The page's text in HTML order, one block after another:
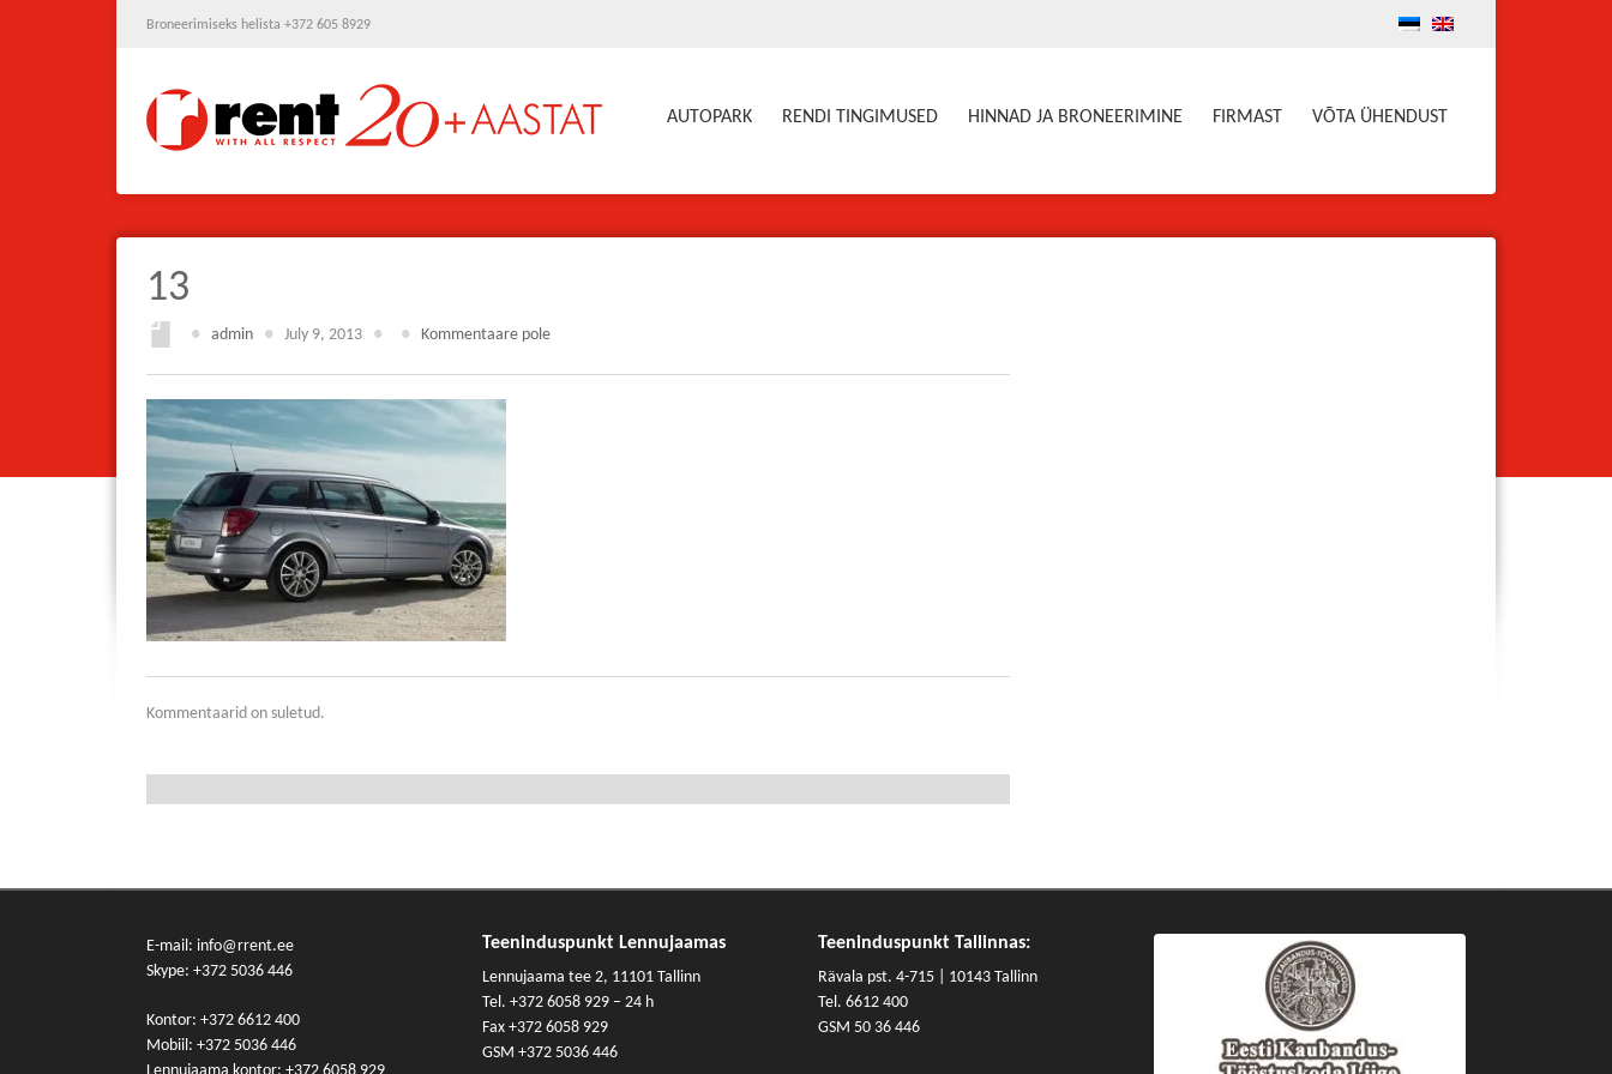
Broneerimiseks helista +372 605 8929
AUTOPARK RENDI TINGIMUSED HINNAD JA BRONEERIMINE FIRMAST VÕTA ÜHENDUST
13
● admin ● July 9, 2013 ● ● Kommentaare pole
Kommentaarid on suletud.
E-mail: info@rrent.ee
Skype: +372 5036 446
Kontor: +372 6612 400
Mobiil: +372 5036 446
Teeninduspunkt Lennujaamas
Lennujaama tee 2, 11101 Tallinn
Tel. +372 6058 929 – 24 h
Fax +372 6058 929
GSM +372 5036 446
Teeninduspunkt Tallinnas:
Rävala pst. 4-715 | 10143 Tallinn
Tel. 6612 400
GSM 50 36 446